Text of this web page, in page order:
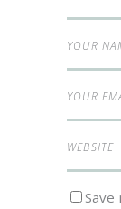
Save